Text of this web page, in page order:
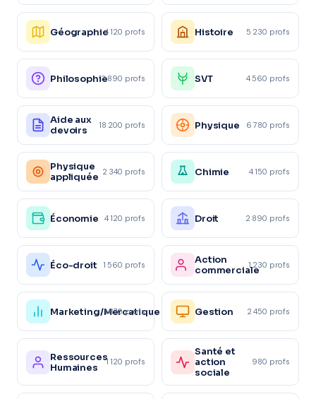
Géographie4 120 profs Histoire 5 230 profs
Philosophie3 890 profs SVT 4 560 profs
Aide aux
devoirs
18 200 profs Physique 6 780 profs
Physique
appliquée 2 340 profs Chimie 4 150 profs
Économie 4 120 profs Droit 2 890 profs
Éco-droit 1 560 profs
Action
commerciale1 230 profs
Marketing/Mercatique
1 870 profs Gestion 2 450 profs
Ressources
Humaines
1 120 profs
Santé et
action
sociale
980 profs